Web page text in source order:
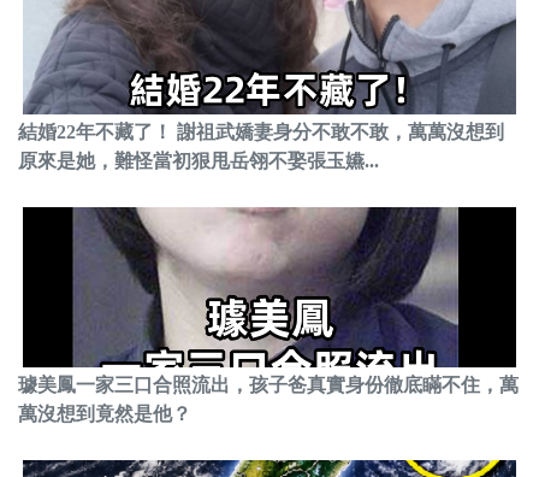
結婚22年不藏了！ 謝祖武嬌妻身分不敢不敢，萬萬沒想到
原來是她，難怪當初狠甩岳翎不娶張玉嬿...
璩美鳳一家三口合照流出，孩子爸真實身份徹底瞞不住，萬
萬沒想到竟然是他？